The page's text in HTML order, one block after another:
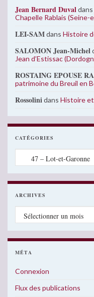
Jean Bernard Duvaldans
Chapelle Rablais (Seine-
LEI-SAMdans Histoire
SALOMON Jean-Michel
Jean d’Estissac
ROSTAING EPOUSE
patrimoine du Breuil en
Rossolinidans Histoire et
CATÉGORIES
ARCHIVES
MÉTA
Connexion
Flux des publications